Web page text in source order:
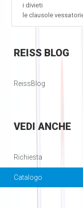
i divieti
le clausole
REISSBLOG
ReissBlog
VEDI ANCHE
Richiesta
Catalogo